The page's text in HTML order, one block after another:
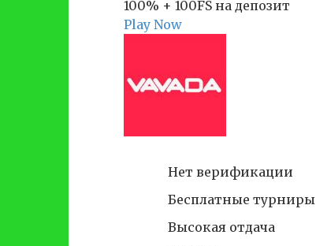
100% + 100FS на депозит
Play Now
Нет верификации
Бесплатные турниры
Высокая отдача